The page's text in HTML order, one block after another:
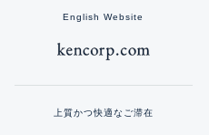
English Website
上質かつ快適なご滞在